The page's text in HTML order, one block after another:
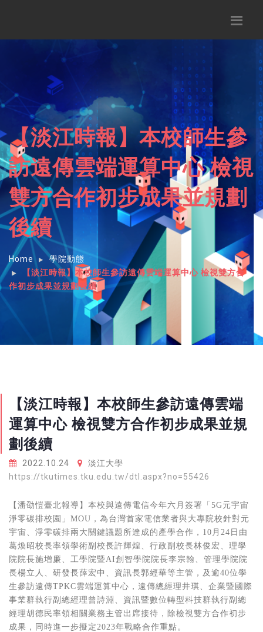
【淡江時報】本校師生參
訪遠傳雲端運算中心 檢視
雙方合作初步成果並規劃
後續
Home
學院動態
【淡江時報】本校師生參訪遠傳雲端運算中心 檢視雙方合
作初步成果並規劃後續
【淡江時報】本校師生參訪遠傳雲端
運算中心 檢視雙方合作初步成果並規
劃後續
2022.10.24
淡江大學
https://tkutimes.tku.edu.tw/dtl.aspx?no=55426
【潘劭愷臺北報導】本校與遠傳電信今年六月簽署「5G元宇宙
淨零碳排校 園」MOU，為台灣首家電信業者與大專院校針對元
宇宙、淨零碳排兩大關鍵議題所達成的產學合作，10月24日由
葛煥昭校長率領學術副校長許輝煌、行政副校長林俊宏、理學
院院長施增廉、工學院暨AI創智學院院長李宗翰、管理學院院
長楊立人、研發長薛宏中、資訊長郭經華等主管，及逾40位學
生參訪遠傳TPKC雲端運算中心，遠傳總經理井琪、企業暨國際
事業群執行副總經理曾詩淵、資訊暨數位轉型科技群執行副總
經理胡德民率領相關業務主管出席接待，除檢視雙方合作初步
成果，同時進一步擬定2023年戰略合作重點。